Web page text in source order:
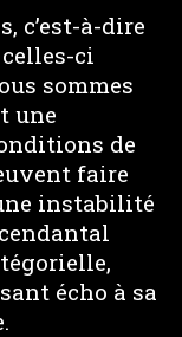
c’est-à-dire
ci
sommes
une
de
faire
instabilité
écho à sa